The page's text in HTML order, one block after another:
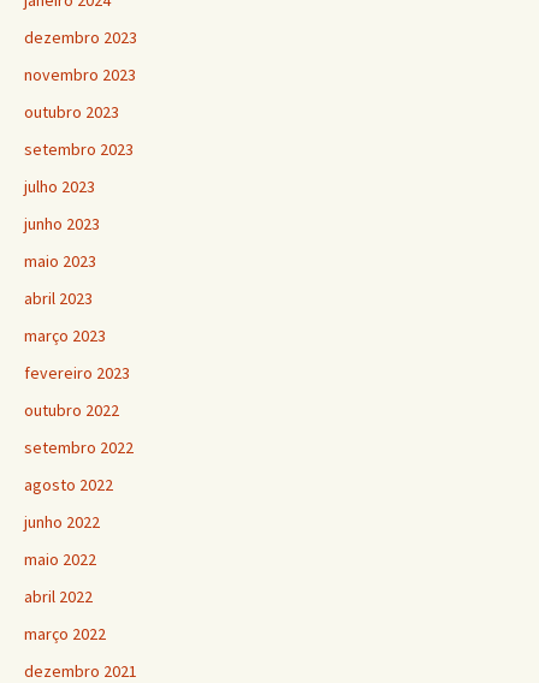
dezembro 2023
novembro 2023
outubro 2023
setembro 2023
julho 2023
junho 2023
maio 2023
abril 2023
março 2023
fevereiro 2023
outubro 2022
setembro 2022
agosto 2022
junho 2022
maio 2022
abril 2022
março 2022
dezembro 2021